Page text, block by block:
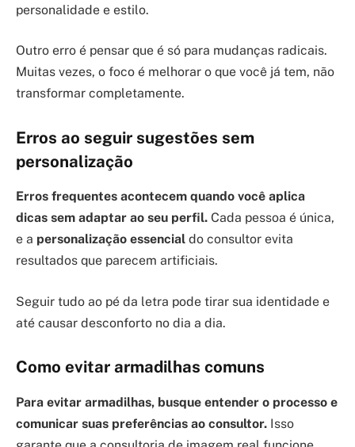
personalidade e estilo.
Outro erro é pensar que é só para mudanças radicais.
Muitas vezes, o foco é melhorar o que você já tem, não
transformar completamente.
Erros ao seguir sugestões sem
personalização
Erros frequentes acontecem quando você aplica
dicas sem adaptar ao seu perfil. Cada pessoa é única,
e a personalização essencial do consultor evita
resultados que parecem artificiais.
Seguir tudo ao pé da letra pode tirar sua identidade e
até causar desconforto no dia a dia.
Como evitar armadilhas comuns
Para evitar armadilhas, busque entender o processo e
comunicar suas preferências ao consultor. Isso